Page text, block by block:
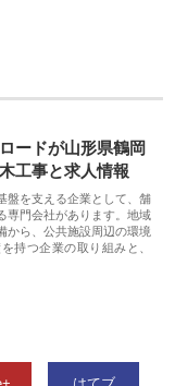
ードが山形県鶴岡
工事と求人情報
盤を支える企業として、舗
専門会社があります。地域
から、公共施設周辺の環境
持つ企業の取り組みと、